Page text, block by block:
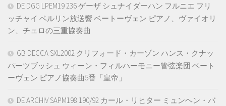
DE DGG LPEM19 236 ゲーザ シュナイダーハン フルニエ フリ
ッチャイ ベルリン放送響 ベートーヴェン ピアノ、ヴァイオリ
ン、チェロの三重協奏曲
GB DECCA SXL2002 クリフォード・カーゾン ハンス・クナッ
パーツブッシュ ウィーン・フィルハーモニー管弦楽団 ベート
ーヴェン ピアノ協奏曲5番「皇帝」
DE ARCHIV SAPM198 190/92 カール・リヒター ミュンヘン・バ